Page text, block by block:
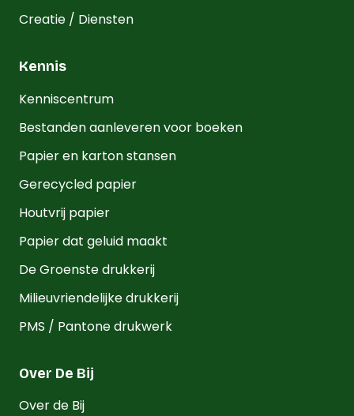
Creatie / Diensten
Kennis
Kenniscentrum
Bestanden aanleveren voor boeken
Papier en karton stansen
Gerecycled papier
Houtvrij papier
Papier dat geluid maakt
De Groenste drukkerij
Milieuvriendelijke drukkerij
PMS / Pantone drukwerk
Over De Bij
Over de Bij